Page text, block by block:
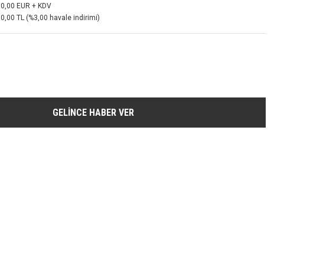
0,00 EUR + KDV
0,00 TL (%3,00 havale indirimi)
GELİNCE HABER VER